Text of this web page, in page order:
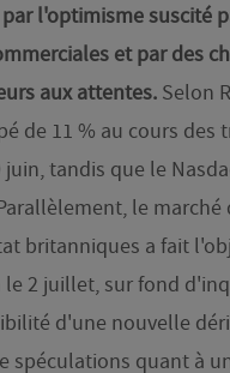
l'optimisme suscité
et par des
aux attentes.Selon
de 11 % au cours des
tandis que le
le marché
britanniques a fait
2 juillet, sur fond
d'une nouvelle
spéculations quant à